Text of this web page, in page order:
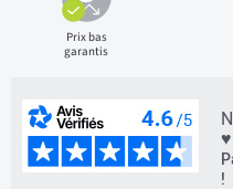
Prix bas
garantis
♥
!